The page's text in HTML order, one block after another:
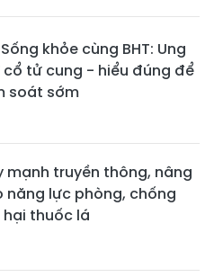
Sống khỏe cùng BHT: Ung
tử cung - hiểu đúng để
soát sớm
mạnh truyền thông, nâng
năng lực phòng, chống
thuốc lá